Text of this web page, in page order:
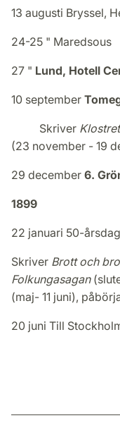
13 augusti Bryssel,
24-25 " Maredsous
27 " Lund, Hotell
10 september
Skriver Klostret
(23 november - 19
29 december 6.
1899
22 januari 50-
Skriver Brott och
Folkungasagan
(maj- 11 juni),
20 juni Till